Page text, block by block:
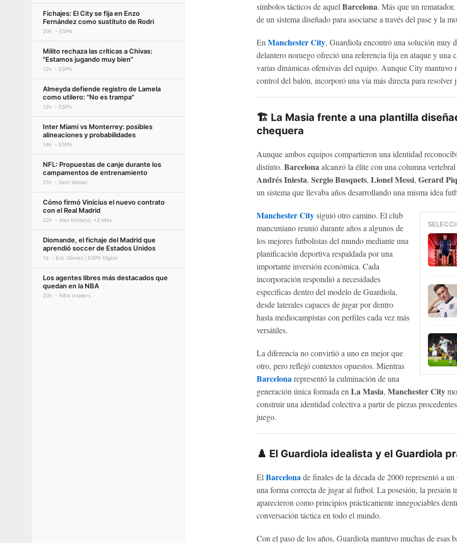
Fichajes: El City se fija en Enzo
Fernández como sustituto de Rodri
20h ESPN
Milito rechaza las críticas a Chivas:
"Estamos jugando muy bien"
12h ESPN
Almeyda defiende registro de Lamela
como utilero: "No es trampa"
12h ESPN
Inter Miami vs Monterrey: posibles
alineaciones y probabilidades
14h ESPN
NFL: Propuestas de canje durante los
campamentos de entrenamiento
21h Seth Walder
Cómo firmó Vinícius el nuevo contrato
con el Real Madrid
22h Alex Kirkland, +2 Más
Diomande, el fichaje del Madrid que
aprendió soccer de Estados Unidos
1d Eric Gómez | ESPN Digital
Los agentes libres más destacados que
quedan en la NBA
20h NBA Insiders
símbolos tácticos de aquelBarcelona. Más que un
de un sistema diseñado para asociarse a través del pase y la
EnManchester City, Guardiola encontró una solución muy
delantero noruego ofreció una referencia fija en ataque y una
varias dinámicas ofensivas del equipo. Aunque City mantuvo
control del balón, incorporó una vía más directa para resolver
🏗️ La Masia frente a una plantilla
chequera
Aunque ambos equipos compartieron una identidad
distinto. Barcelonaalcanzó la élite con una columna
Andrés Iniesta, Sergio Busquets, Lionel Messi, Gerard
un sistema que llevaba años desarrollando una misma idea
Manchester Citysiguió otro camino. El club
mancuniano reunió durante años a algunos de
los mejores futbolistas del mundo mediante una
planificación deportiva respaldada por una
importante inversión económica. Cada
incorporación respondió a necesidades
específicas dentro del modelo de Guardiola,
desde laterales capaces de jugar por dentro
hasta mediocampistas con perfiles cada vez más
versátiles.
La diferencia no convirtió a uno en mejor que
otro, pero reflejó contextos opuestos. Mientras
Barcelona representó la culminación de una
generación única formada enLa Masia, Manchester City
construir una identidad colectiva a partir de piezas
juego.
♟️ El Guardiola idealista y el Guardiola
ElBarcelona de finales de la década de 2000 representó a
una forma correcta de jugar al futbol. La posesión, la presión
aparecieron como principios prácticamente innegociables
conversación táctica en todo el mundo.
Con el paso de los años, Guardiola mantuvo muchas de esas